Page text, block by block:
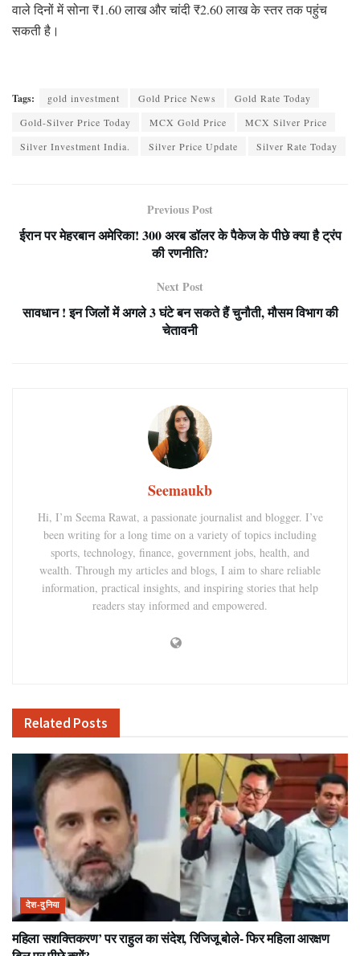
वाले दिनों में सोना ₹1.60 लाख और चांदी ₹2.60 लाख के स्तर तक पहुंच
सकती है।
Tags: gold investment Gold Price News
Gold Rate Today
Gold-Silver Price Today
MCX Gold Price
MCX Silver Price
Silver Investment India.
Silver Price Update Silver Rate Today
Previous Post
ईरान पर मेहरबान अमेरिका! 300 अरब डॉलर के पैकेज के पीछे क्या है ट्रंप
की रणनीति?
Next Post
सावधान ! इन जिलों में अगले 3 घंटे बन सकते हैं चुनौती, मौसम विभाग की
चेतावनी
Seemaukb
Hi, I’m Seema Rawat, a passionate journalist and blogger. I’ve
been writing for a long time on a variety of topics including
sports, technology, finance, government jobs, health, and
wealth. Through my articles and blogs, I aim to share reliable
information, practical insights, and inspiring stories that help
readers stay informed and empowered.
Related Posts
देश-दुनिया
महिला सशक्तिकरण’ पर राहुल का संदेश, रिजिजू बोले- फिर महिला आरक्षण